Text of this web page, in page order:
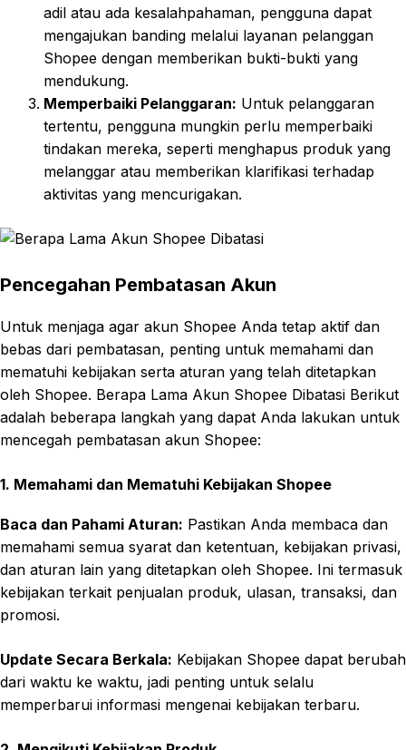
adil atau ada kesalahpahaman, pengguna dapat
mengajukan banding melalui layanan pelanggan
Shopee dengan memberikan bukti-bukti yang
mendukung.
Memperbaiki Pelanggaran: Untuk pelanggaran
tertentu, pengguna mungkin perlu memperbaiki
tindakan mereka, seperti menghapus produk yang
melanggar atau memberikan klarifikasi terhadap
aktivitas yang mencurigakan.
Pencegahan Pembatasan Akun
Untuk menjaga agar akun Shopee Anda tetap aktif dan
bebas dari pembatasan, penting untuk memahami dan
mematuhi kebijakan serta aturan yang telah ditetapkan
oleh Shopee. Berapa Lama Akun Shopee Dibatasi Berikut
adalah beberapa langkah yang dapat Anda lakukan untuk
mencegah pembatasan akun Shopee:
1. Memahami dan Mematuhi Kebijakan Shopee
Baca dan Pahami Aturan: Pastikan Anda membaca dan
memahami semua syarat dan ketentuan, kebijakan privasi,
dan aturan lain yang ditetapkan oleh Shopee. Ini termasuk
kebijakan terkait penjualan produk, ulasan, transaksi, dan
promosi.
Update Secara Berkala: Kebijakan Shopee dapat berubah
dari waktu ke waktu, jadi penting untuk selalu
memperbarui informasi mengenai kebijakan terbaru.